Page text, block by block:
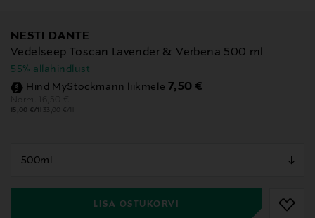
NESTI DANTE
Vedelseep Toscan Lavender & Verbena 500 ml
55% allahindlust
Hind MyStockmann liikmele Discounted Price
7,50 €
Norm. Original Price
16,50 €
15,00 €/1l33,00 €/1l
LISA OSTUKORVI
null